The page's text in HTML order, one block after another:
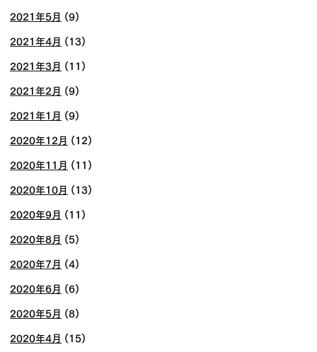
2021年5月 (9)
2021年4月 (13)
2021年3月 (11)
2021年2月 (9)
2021年1月 (9)
2020年12月 (12)
2020年11月 (11)
2020年10月 (13)
2020年9月 (11)
2020年8月 (5)
2020年7月 (4)
2020年6月 (6)
2020年5月 (8)
2020年4月 (15)